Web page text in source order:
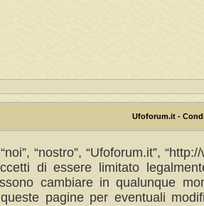
Ufoforum.it -
“nostro”, “Ufoforum.it”,
di essere limitato
cambiare in qualunque
pagine per eventuali